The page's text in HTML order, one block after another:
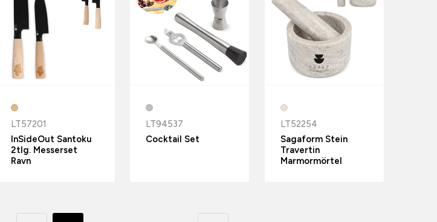
LT57201
InSideOut Santoku
2tlg. Messerset
Ravn
LT94537
Cocktail Set
LT52254
Sagaform Stein
Travertin
Marmormörtel